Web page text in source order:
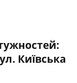
Київська